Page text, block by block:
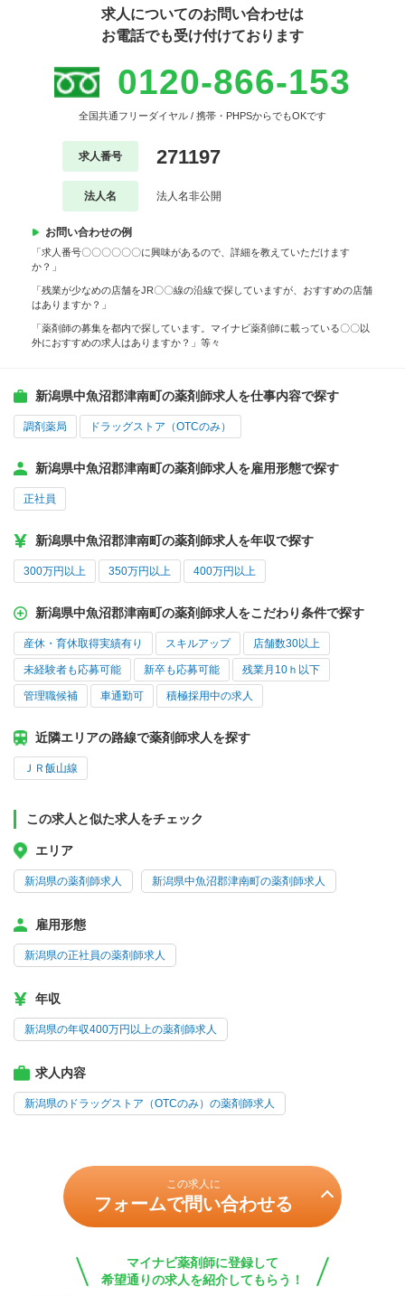
求人についてのお問い合わせは
お電話でも受け付けております
0120-866-153
全国共通フリーダイヤル / 携帯・PHPSからでもOKです
求人番号 271197
法人名 法人名非公開
お問い合わせの例
「求人番号〇〇〇〇〇〇に興味があるので、詳細を教えていただけます
か？」
「残業が少なめの店舗をJR〇〇線の沿線で探していますが、おすすめの店舗
はありますか？」
「薬剤師の募集を都内で探しています。マイナビ薬剤師に載っている〇〇以
外におすすめの求人はありますか？」等々
新潟県中魚沼郡津南町の薬剤師求人を仕事内容で探す
調剤薬局 ドラッグストア（OTCのみ）
新潟県中魚沼郡津南町の薬剤師求人を雇用形態で探す
正社員
新潟県中魚沼郡津南町の薬剤師求人を年収で探す
300万円以上 350万円以上 400万円以上
新潟県中魚沼郡津南町の薬剤師求人をこだわり条件で探す
産休・育休取得実績有り スキルアップ 店舗数30以上
未経験者も応募可能 新卒も応募可能 残業月10ｈ以下
管理職候補 車通勤可 積極採用中の求人
近隣エリアの路線で薬剤師求人を探す
ＪＲ飯山線
この求人と似た求人をチェック
エリア
新潟県の薬剤師求人 新潟県中魚沼郡津南町の薬剤師求人
雇用形態
新潟県の正社員の薬剤師求人
年収
新潟県の年収400万円以上の薬剤師求人
求人内容
新潟県のドラッグストア（OTCのみ）の薬剤師求人
この求人に
フォームで問い合わせる
マイナビ薬剤師に登録して
希望通りの求人を紹介してもらう！